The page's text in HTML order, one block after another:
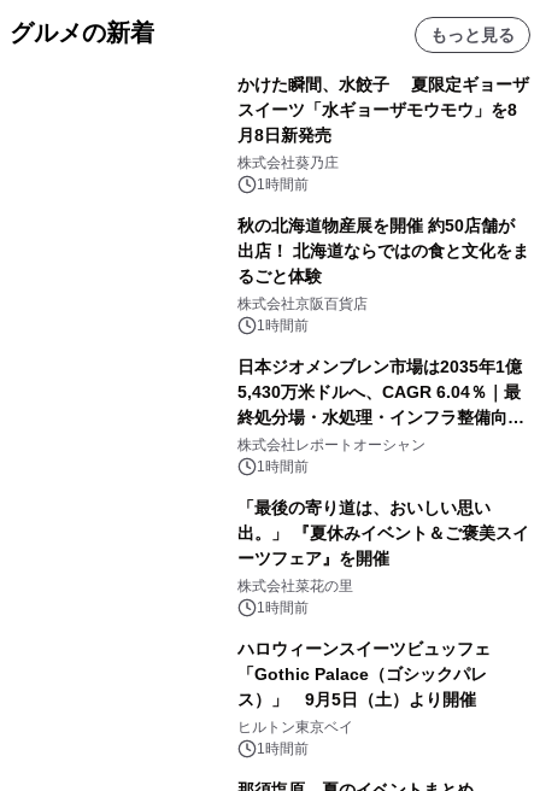
グルメの新着 もっと見る
かけた瞬間、水餃子 夏限定ギョーザ
スイーツ「水ギョーザモウモウ」を8
月8日新発売
株式会社葵乃庄
1時間前
秋の北海道物産展を開催 約50店舗が
出店！ 北海道ならではの食と文化をま
るごと体験
株式会社京阪百貨店
1時間前
日本ジオメンブレン市場は2035年1億
5,430万米ドルへ、CAGR 6.04％｜最
終処分場・水処理・インフラ整備向け
需要拡大
株式会社レポートオーシャン
1時間前
「最後の寄り道は、おいしい思い
出。」 『夏休みイベント＆ご褒美スイ
ーツフェア』を開催
株式会社菜花の里
1時間前
ハロウィーンスイーツビュッフェ
「Gothic Palace（ゴシックパレ
ス）」 9月5日（土）より開催
ヒルトン東京ベイ
1時間前